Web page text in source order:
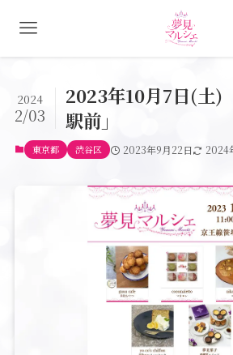
2023年10月7日(土
駅前」
2024
2/03
東京都 渋谷区 2023年9月22日 2024